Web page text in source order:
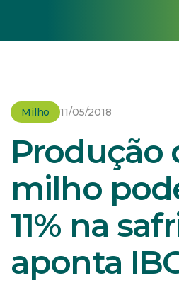
Milho 11/05/2018
Produção
milho
11% na
aponta